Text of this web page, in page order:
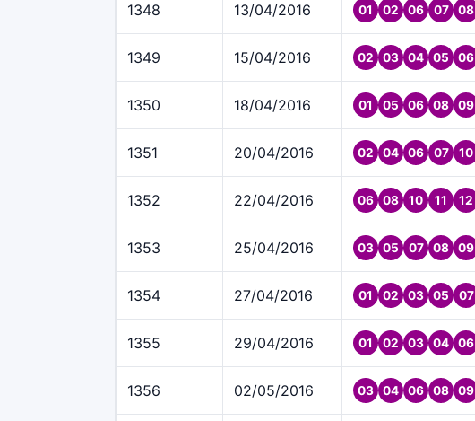
1348 13/04/2016 01 02 06 07 08
1349 15/04/2016 02 03 04 05 06
1350 18/04/2016 01 05 06 08 09
1351 20/04/2016 02 04 06 07 10
1352 22/04/2016 06 08 10 11 12
1353 25/04/2016 03 05 07 08 09
1354 27/04/2016 01 02 03 05 07
1355 29/04/2016 01 02 03 04 06
1356 02/05/2016 03 04 06 08 09